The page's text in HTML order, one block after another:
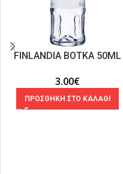
FINLANDIA ΒΟΤΚΑ 50ML
3.00€
ΠΡΟΣΘΗΚΗ ΣΤΟ ΚΑΛΑΘΙ